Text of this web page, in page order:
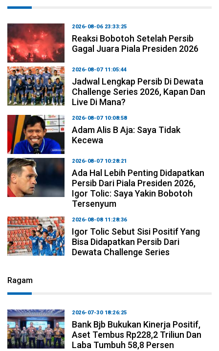
2026-08-06 23:33:25
Reaksi Bobotoh Setelah Persib
Gagal Juara Piala Presiden 2026
2026-08-07 11:05:44
Jadwal Lengkap Persib Di Dewata
Challenge Series 2026, Kapan Dan
Live Di Mana?
2026-08-07 10:08:58
Adam Alis B Aja: Saya Tidak
Kecewa
2026-08-07 10:28:21
Ada Hal Lebih Penting Didapatkan
Persib Dari Piala Presiden 2026,
Igor Tolic: Saya Yakin Bobotoh
Tersenyum
2026-08-08 11:28:36
Igor Tolic Sebut Sisi Positif Yang
Bisa Didapatkan Persib Dari
Dewata Challenge Series
Ragam
2026-07-30 18:26:25
Bank Bjb Bukukan Kinerja Positif,
Aset Tembus Rp228,2 Triliun Dan
Laba Tumbuh 58,8 Persen